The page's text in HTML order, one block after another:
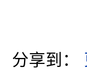
分享到：